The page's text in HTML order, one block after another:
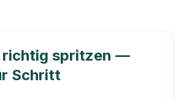
richtig spritzen —
Schritt